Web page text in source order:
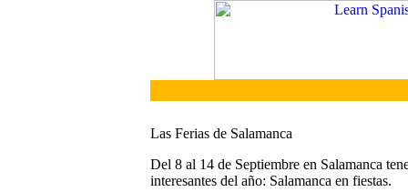
Las Ferias de Salamanca
Del 8 al 14 de Septiembre en Salamanca
interesantes del año: Salamanca en fiestas.